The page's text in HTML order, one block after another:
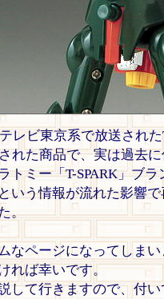
ビ東京系で放送され
た商品で、実は過去
トミー「T-SPARK」ブ
いう情報が流れた影響
。
ページになってしまい
れば幸いです。
て行きますので、付い